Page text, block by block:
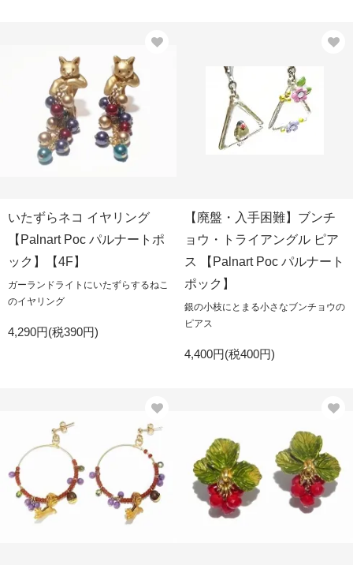
いたずらネコ イヤリング
【Palnart Poc パルナートポ
ック】【4F】
ガーランドライトにいたずらするねこ
のイヤリング
4,290円(税390円)
【廃盤・入手困難】ブンチ
ョウ・トライアングル ピア
ス 【Palnart Poc パルナート
ポック】
銀の小枝にとまる小さなブンチョウの
ピアス
4,400円(税400円)